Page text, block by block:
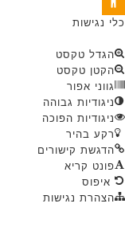
כלי נגישות
הגדל טקסט
הקטן טקסט
גווני אפור
ניגודיות גבוהה
ניגודיות הפוכה
רקע בהיר
הדגשת קישורים
פונט קריא
איפוס
הצהרת נגישות